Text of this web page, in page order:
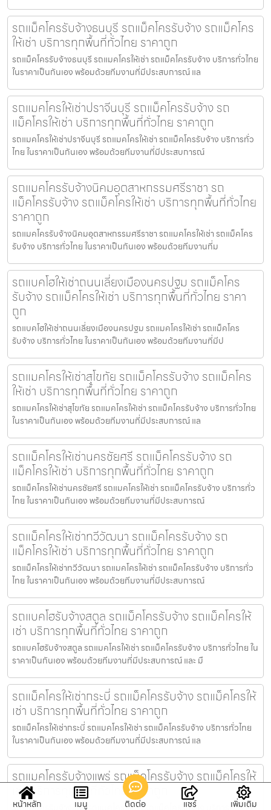
รถแม็คโครรับจ้างธนบุรี รถแม็คโครรับจ้าง รถแม็คโคร
ให้เช่า บริการทุกพื้นที่ทั่วไทย ราคาถูก
รถแม็คโครรับจ้างธนบุรี รถแมคโครให้เช่า รถแม็คโครรับจ้าง บริการทั่วไทย
ในราคาเป็นกันเอง พร้อมด้วยทีมงานที่มีประสบการณ์ แล
รถแมคโครให้เช่าปราจีนบุรี รถแม็คโครรับจ้าง รถ
แม็คโครให้เช่า บริการทุกพื้นที่ทั่วไทย ราคาถูก
รถแมคโครให้เช่าปราจีนบุรี รถแมคโครให้เช่า รถแม็คโครรับจ้าง บริการทั่ว
ไทย ในราคาเป็นกันเอง พร้อมด้วยทีมงานที่มีประสบการณ์
รถแมคโครรับจ้างนิคมอุตสาหกรรมศรีราชา รถ
แม็คโครรับจ้าง รถแม็คโครให้เช่า บริการทุกพื้นที่ทั่วไทย
ราคาถูก
รถแมคโครรับจ้างนิคมอุตสาหกรรมศรีราชา รถแมคโครให้เช่า รถแม็คโคร
รับจ้าง บริการทั่วไทย ในราคาเป็นกันเอง พร้อมด้วยทีมงานที่ม
รถแบคโฮให้เช่าถนนเลี่ยงเมืองนครปฐม รถแม็คโคร
รับจ้าง รถแม็คโครให้เช่า บริการทุกพื้นที่ทั่วไทย ราคา
ถูก
รถแบคโฮให้เช่าถนนเลี่ยงเมืองนครปฐม รถแมคโครให้เช่า รถแม็คโคร
รับจ้าง บริการทั่วไทย ในราคาเป็นกันเอง พร้อมด้วยทีมงานที่มีป
รถแมคโครให้เช่าสุโขทัย รถแม็คโครรับจ้าง รถแม็คโคร
ให้เช่า บริการทุกพื้นที่ทั่วไทย ราคาถูก
รถแมคโครให้เช่าสุโขทัย รถแมคโครให้เช่า รถแม็คโครรับจ้าง บริการทั่วไทย
ในราคาเป็นกันเอง พร้อมด้วยทีมงานที่มีประสบการณ์ แล
รถแม็คโครให้เช่านครชัยศรี รถแม็คโครรับจ้าง รถ
แม็คโครให้เช่า บริการทุกพื้นที่ทั่วไทย ราคาถูก
รถแม็คโครให้เช่านครชัยศรี รถแมคโครให้เช่า รถแม็คโครรับจ้าง บริการทั่ว
ไทย ในราคาเป็นกันเอง พร้อมด้วยทีมงานที่มีประสบการณ์
รถแม็คโครให้เช่าทวีวัฒนา รถแม็คโครรับจ้าง รถ
แม็คโครให้เช่า บริการทุกพื้นที่ทั่วไทย ราคาถูก
รถแม็คโครให้เช่าทวีวัฒนา รถแมคโครให้เช่า รถแม็คโครรับจ้าง บริการทั่ว
ไทย ในราคาเป็นกันเอง พร้อมด้วยทีมงานที่มีประสบการณ์
รถแบคโฮรับจ้างสตูล รถแม็คโครรับจ้าง รถแม็คโครให้
เช่า บริการทุกพื้นที่ทั่วไทย ราคาถูก
รถแบคโฮรับจ้างสตูล รถแมคโครให้เช่า รถแม็คโครรับจ้าง บริการทั่วไทย ใน
ราคาเป็นกันเอง พร้อมด้วยทีมงานที่มีประสบการณ์ และ มื
รถแม็คโครให้เช่ากระบี่ รถแม็คโครรับจ้าง รถแม็คโครให้
เช่า บริการทุกพื้นที่ทั่วไทย ราคาถูก
รถแม็คโครให้เช่ากระบี่ รถแมคโครให้เช่า รถแม็คโครรับจ้าง บริการทั่วไทย
ในราคาเป็นกันเอง พร้อมด้วยทีมงานที่มีประสบการณ์ แล
รถแมคโครรับจ้างแพร่ รถแม็คโครรับจ้าง รถแม็คโครให้
เช่า บริการทุกพื้นที่ทั่วไทย ราคาถูก
หน้าหลัก เมนู ติดต่อ แชร์ เพิ่มเติม